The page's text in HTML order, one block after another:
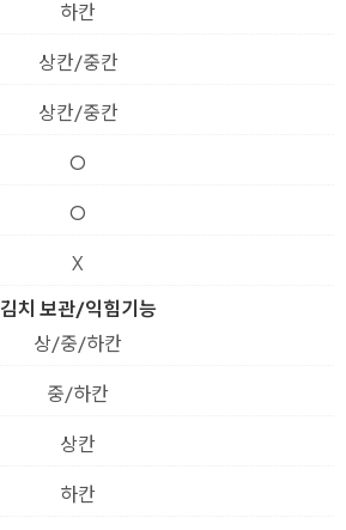
하칸
상칸/중칸
상칸/중칸
O
O
X
김치 보관/익힘기능
상/중/하칸
중/하칸
상칸
하칸